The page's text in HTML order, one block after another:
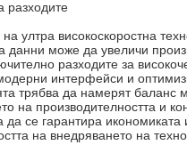
разходите
ултра високоскоростна
данни може да увеличи
разходите за
интерфейси и
трябва да намерят баланс
на производителността и
да се гарантира икономиката
на внедряването на